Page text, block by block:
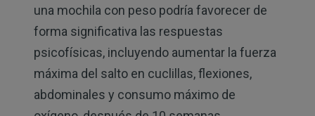
una mochila con peso podría favorecer de
forma significativa las respuestas
psicofísicas, incluyendo aumentar la fuerza
máxima del salto en cuclillas, flexiones,
abdominales y consumo máximo de